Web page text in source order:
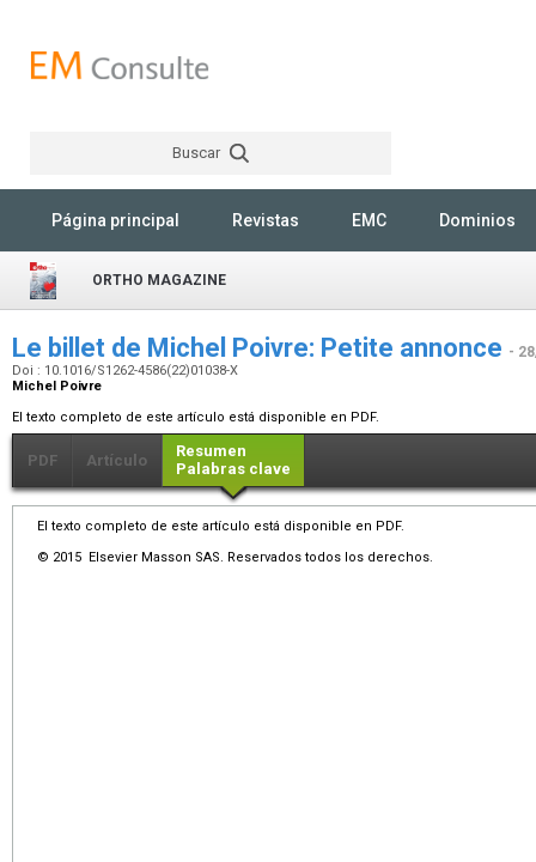
Buscar
Página principal Revistas EMC Dominios
ORTHO MAGAZINE
Le billet de Michel Poivre: Petite annonce -
Doi : 10.1016/S1262-4586(22)01038-X
Michel Poivre
El texto completo de este artículo está disponible en PDF.
PDF Artículo
Resumen
Palabras clave
El texto completo de este artículo está disponible en PDF.
© 2015 Elsevier Masson SAS. Reservados todos los derechos.